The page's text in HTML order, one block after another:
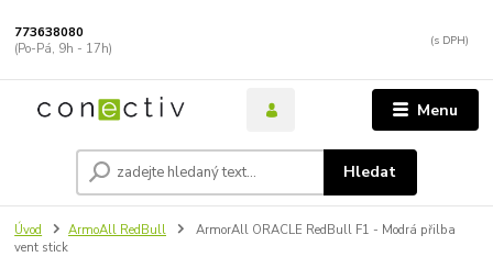
Menu
Hledat
773638080
(Po-Pá, 9h - 17h)
Úvod ArmoAll RedBull
ArmorAll ORACLE RedBull F1 - Modrá přilba
vent stick